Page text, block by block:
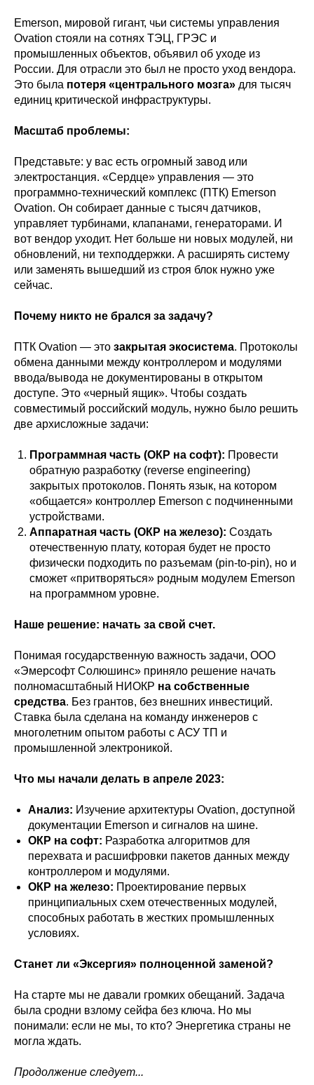
Emerson, мировой гигант, чьи системы управления
Ovation стояли на сотнях ТЭЦ, ГРЭС и
промышленных объектов, объявил об уходе из
России. Для отрасли это был не просто уход вендора.
Это была потеря «центрального мозга» для тысяч
единиц критической инфраструктуры.
Масштаб проблемы:
Представьте: у вас есть огромный завод или
электростанция. «Сердце» управления — это
программно-технический комплекс (ПТК) Emerson
Ovation. Он собирает данные с тысяч датчиков,
управляет турбинами, клапанами, генераторами. И
вот вендор уходит. Нет больше ни новых модулей, ни
обновлений, ни техподдержки. А расширять систему
или заменять вышедший из строя блок нужно уже
сейчас.
Почему никто не брался за задачу?
ПТК Ovation — это закрытая экосистема. Протоколы
обмена данными между контроллером и модулями
ввода/вывода не документированы в открытом
доступе. Это «черный ящик». Чтобы создать
совместимый российский модуль, нужно было решить
две архисложные задачи:
Программная часть (ОКР на софт): Провести
обратную разработку (reverse engineering)
закрытых протоколов. Понять язык, на котором
«общается» контроллер Emerson с подчиненными
устройствами.
Аппаратная часть (ОКР на железо): Создать
отечественную плату, которая будет не просто
физически подходить по разъемам (pin-to-pin), но и
сможет «притворяться» родным модулем Emerson
на программном уровне.
Наше решение: начать за свой счет.
Понимая государственную важность задачи, ООО
«Эмерсофт Солюшинс» приняло решение начать
полномасштабный НИОКР на собственные
средства. Без грантов, без внешних инвестиций.
Ставка была сделана на команду инженеров с
многолетним опытом работы с АСУ ТП и
промышленной электроникой.
Что мы начали делать в апреле 2023:
Анализ: Изучение архитектуры Ovation, доступной
документации Emerson и сигналов на шине.
ОКР на софт: Разработка алгоритмов для
перехвата и расшифровки пакетов данных между
контроллером и модулями.
ОКР на железо: Проектирование первых
принципиальных схем отечественных модулей,
способных работать в жестких промышленных
условиях.
Станет ли «Эксергия» полноценной заменой?
На старте мы не давали громких обещаний. Задача
была сродни взлому сейфа без ключа. Но мы
понимали: если не мы, то кто? Энергетика страны не
могла ждать.
Продолжение следует...